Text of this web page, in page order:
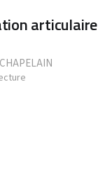
articulaire